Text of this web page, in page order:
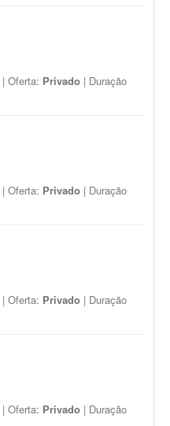
| Oferta: Privado | Duração
| Oferta: Privado | Duração
| Oferta: Privado | Duração
| Oferta: Privado | Duração